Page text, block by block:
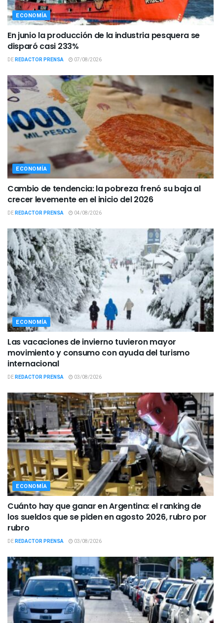
ECONOMÍA
En junio la producción de la industria pesquera se
disparó casi 233%
DEREDACTOR PRENSA 07/08/2026
ECONOMÍA
Cambio de tendencia: la pobreza frenó su baja al
crecer levemente en el inicio del 2026
DEREDACTOR PRENSA 04/08/2026
ECONOMÍA
Las vacaciones de invierno tuvieron mayor
movimiento y consumo con ayuda del turismo
internacional
DEREDACTOR PRENSA 03/08/2026
ECONOMÍA
Cuánto hay que ganar en Argentina: el ranking de
los sueldos que se piden en agosto 2026, rubro por
rubro
DEREDACTOR PRENSA 03/08/2026